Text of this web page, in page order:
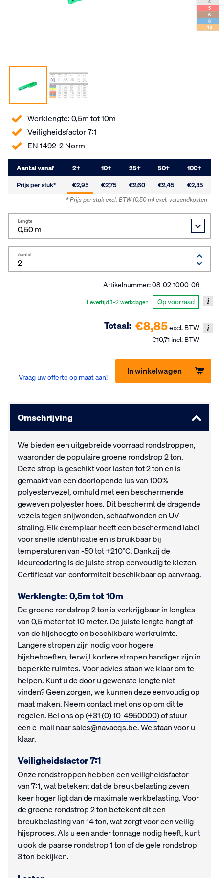
Werklengte: 0,5m tot 10m
Veiligheidsfactor 7:1
EN 1492-2 Norm
Aantal vanaf 2+ 10+ 25+ 50+ 100+
Prijs per stuk*
€2,95 €2,75 €2,60 €2,45 €2,35
* Prijs per stuk excl. BTW(0,50 m)excl. verzendkosten
Lengte
Aantal
Artikelnummer:08-02-1000-06
Op voorraad
Levertijd 1-2 werkdagen
Totaal: €8,85excl. BTW
€10,71 incl. BTW
In winkelwagen
Vraag uw offerte op maat aan!
Omschrijving
We bieden een uitgebreide voorraad rondstroppen,
waaronder de populaire groene rondstrop 2 ton.
Deze strop is geschikt voor lasten tot 2 ton en is
gemaakt van een doorlopende lus van 100%
polyestervezel, omhuld met een beschermende
geweven polyester hoes. Dit beschermt de dragende
vezels tegen snijwonden, schaafwonden en UV-
straling. Elk exemplaar heeft een beschermend label
voor snelle identificatie en is bruikbaar bij
temperaturen van -50 tot +210°C. Dankzij de
kleurcodering is de juiste strop eenvoudig te kiezen.
Certificaat van conformiteit beschikbaar op aanvraag.
Werklengte: 0,5m tot 10m
De groene rondstrop 2 ton is verkrijgbaar in lengtes
van 0,5 meter tot 10 meter. De juiste lengte hangt af
van de hijshoogte en beschikbare werkruimte.
Langere stropen zijn nodig voor hogere
hijsbehoeften, terwijl kortere stropen handiger zijn in
beperkte ruimtes. Voor advies staan we klaar om te
helpen. Kunt u de door u gewenste lengte niet
vinden? Geen zorgen, we kunnen deze eenvoudig op
maat maken. Neem contact met ons op om dit te
regelen. Bel ons op (+31 (0) 10-4950000) of stuur
een e-mail naar sales@navacqs.be. We staan voor u
klaar.
Veiligheidsfactor 7:1
Onze rondstroppen hebben een veiligheidsfactor
van 7:1, wat betekent dat de breukbelasting zeven
keer hoger ligt dan de maximale werkbelasting. Voor
de groene rondstrop 2 ton betekent dit een
breukbelasting van 14 ton, wat zorgt voor een veilig
hijsproces. Als u een ander tonnage nodig heeft, kunt
u ook de paarse rondstrop 1 ton of de gele rondstrop
3 ton bekijken.